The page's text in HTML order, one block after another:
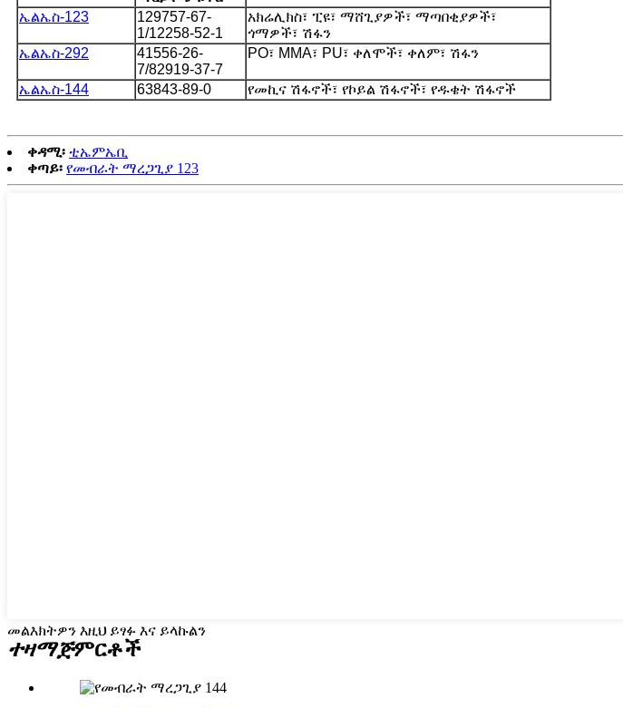
ኤልኤስ-123
129757-67-
1/12258-52-1
አክሬሊክስ፣ ፒዩ፣ ማሸጊያዎች፣ ማጣበቂያዎች፣
ጎማዎች፣ ሽፋን
ኤልኤስ-292
41556-26-
7/82919-37-7
PO፣ MMA፣ PU፣ ቀለሞች፣ ቀለም፣ ሽፋን
ኤልኤስ-144 63843-89-0 የመኪና ሽፋኖች፣ የኮይል ሽፋኖች፣ የዱቄት ሽፋኖች
ቀዳሚ፡ ቲኤምኤቢ
ቀጣይ፡ የመብራት ማረጋጊያ 123
መልእክትዎን እዚህ ይፃፉ እና ይላኩልን
ተዛማጅምርቶች